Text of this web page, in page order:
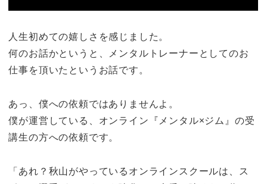
人生初めての嬉しさを感じました。
何のお話かというと、メンタルトレーナーとしてのお
仕事を頂いたというお話です。
あっ、僕への依頼ではありませんよ。
僕が運営している、オンライン『メンタル×ジム』の受
講生の方への依頼です。
「あれ？秋山がやっているオンラインスクールは、ス